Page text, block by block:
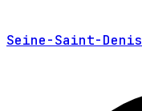
Seine-Saint-Denis